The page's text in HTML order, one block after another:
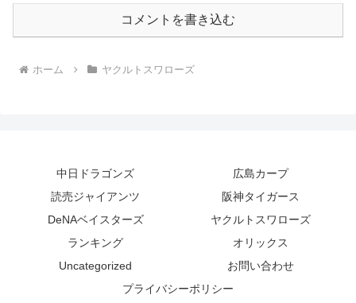
コメントを書き込む
ホーム ヤクルトスワローズ
中日ドラゴンズ
広島カープ
読売ジャイアンツ
阪神タイガース
DeNAベイスターズ
ヤクルトスワローズ
ランキング
オリックス
Uncategorized
お問い合わせ
プライバシーポリシー